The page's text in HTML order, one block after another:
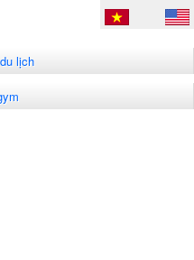
lịch